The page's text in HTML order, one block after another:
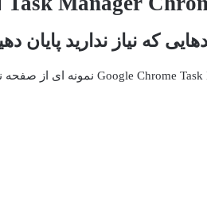
که نیاز ندارید پایان